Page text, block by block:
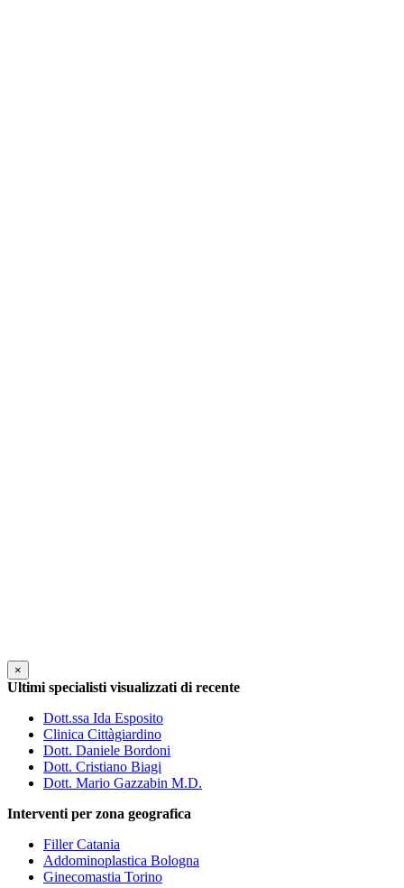
×
Ultimi specialisti visualizzati di recente
Dott.ssa Ida Esposito
Clinica Cittàgiardino
Dott. Daniele Bordoni
Dott. Cristiano Biagi
Dott. Mario Gazzabin M.D.
Interventi per zona geografica
Filler Catania
Addominoplastica Bologna
Ginecomastia Torino